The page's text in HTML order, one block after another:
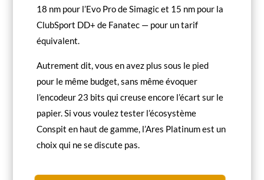
18 nm pour l’Evo Pro de Simagic et 15 nm pour la
ClubSport DD+ de Fanatec — pour un tarif
équivalent.
Autrement dit, vous en avez plus sous le pied
pour le même budget, sans même évoquer
l’encodeur 23 bits qui creuse encore l’écart sur le
papier. Si vous voulez tester l’écosystème
Conspit en haut de gamme, l’Ares Platinum est un
choix qui ne se discute pas.